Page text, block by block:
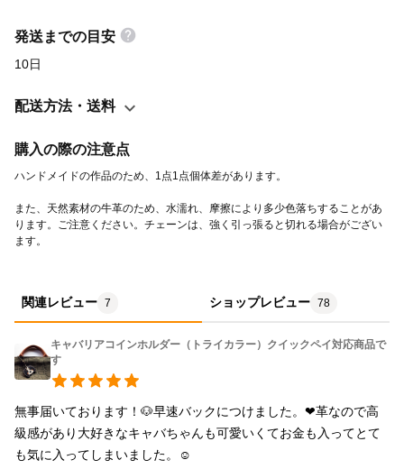
発送までの目安
10日
配送方法・送料
購入の際の注意点
また、天然素材の牛革のため、水濡れ、摩擦により多少色落ちすることがあ
ります。ご注意ください。チェーンは、強く引っ張ると切れる場合がござい
ます。
関連レビュー 7 ショップレビュー 78
キャバリアコインホルダー（トライカラー）クイックペイ対応商品で
す
無事届いております！🐶早速バックにつけました。❤革なので高
級感があり大好きなキャバちゃんも可愛いくてお金も入ってとて
も気に入ってしまいました。☺